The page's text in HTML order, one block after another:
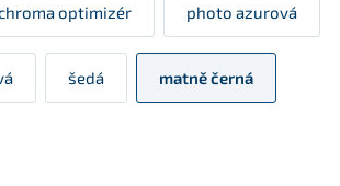
optimizér photo azurová
šedá matně černá